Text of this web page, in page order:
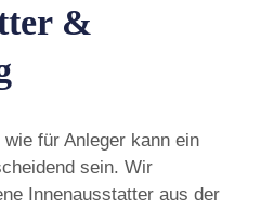
&
für Anleger kann ein
sein. Wir
Innenausstatter aus der